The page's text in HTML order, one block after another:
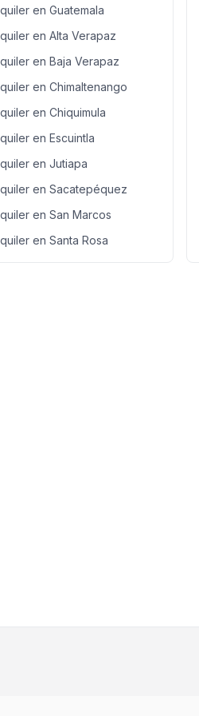
en Guatemala
en Alta Verapaz
en Baja Verapaz
en Chimaltenango
en Chiquimula
en Escuintla
en Jutiapa
en Sacatepéquez
en San Marcos
en Santa Rosa